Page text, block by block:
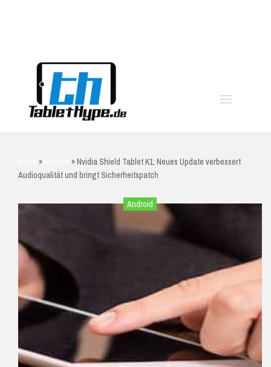
» »Nvidia Shield Tablet K1: Neues Update verbessert
Audioqualität und bringt Sicherheitspatch
Android